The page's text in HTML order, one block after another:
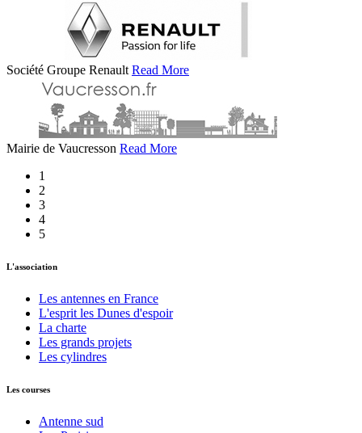
Société Groupe Renault Read More
Mairie de Vaucresson Read More
1
2
3
4
5
L'association
Les antennes en France
L'esprit les Dunes d'espoir
La charte
Les grands projets
Les cylindres
Les courses
Antenne sud